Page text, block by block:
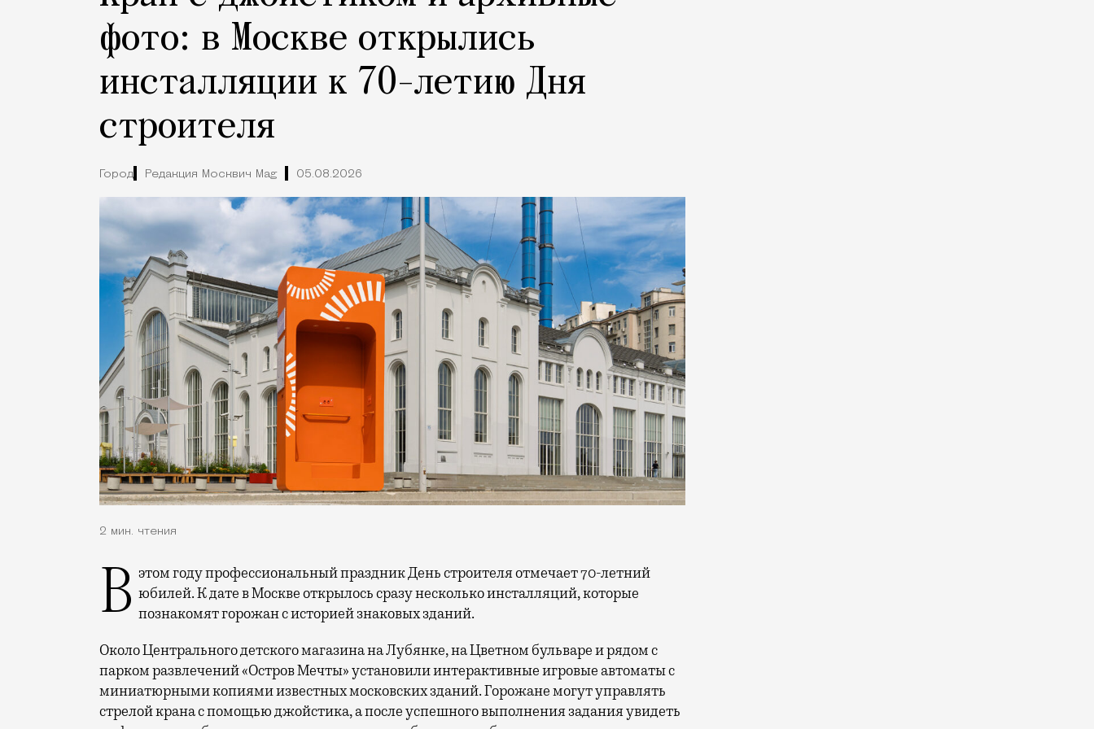
фото: в Москве открылись
инсталляции к 70-летию Дня
строителя
Город Редакция Москвич Mag 05.08.2026
2 мин. чтения
В этом году профессиональный праздник День строителя отмечает 70-летний юбилей. К дате в Москве открылось сразу несколько инсталляций, которые
познакомят горожан с историей знаковых зданий.
Около Центрального детского магазина на Лубянке, на Цветном бульваре и рядом с
парком развлечений «Остров Мечты» установили интерактивные игровые автоматы с
миниатюрными копиями известных московских зданий. Горожане могут управлять
стрелой крана с помощью джойстика, а после успешного выполнения задания увидеть